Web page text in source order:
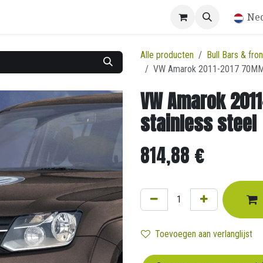
Alle producten
Bull Bars &
VW Amarok 2011-2017
VW Amarok
stainless steel
814,88 €
Toevoegen aan verlanglijst